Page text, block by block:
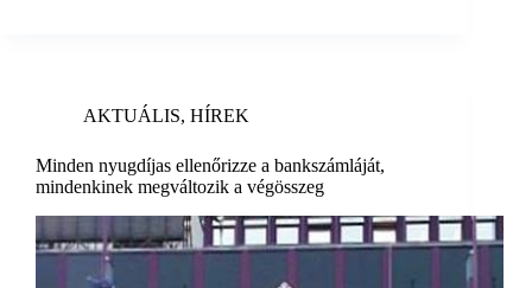
AKTUÁLIS, HÍREK
Minden nyugdíjas ellenőrizze a bankszámláját,
mindenkinek megváltozik a végösszeg